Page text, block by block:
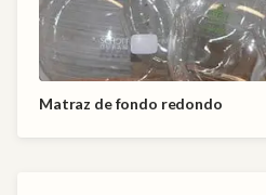
Matraz de fondo redondo